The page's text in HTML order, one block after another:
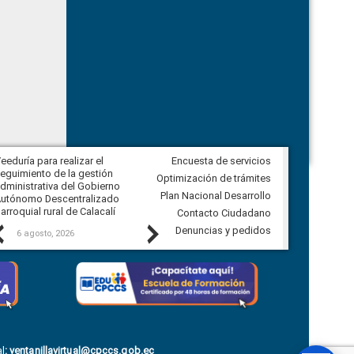
Previous
para realizar el
de la gestión
del Gobierno
Descentralizado
rural de Calacalí
6 agosto, 2026
Veeduría para vigilar los acuerdos,
derivados de la Audiencia Pública
comunidad Urbina, parroquia la
Carolina
5 agosto, 2026
Next
Encuesta de servicios
Optimización de trámites
Plan Nacional Desarrollo
Contacto Ciudadano
Denuncias y pedidos
:ventanillavirtual@cpccs.gob.ec